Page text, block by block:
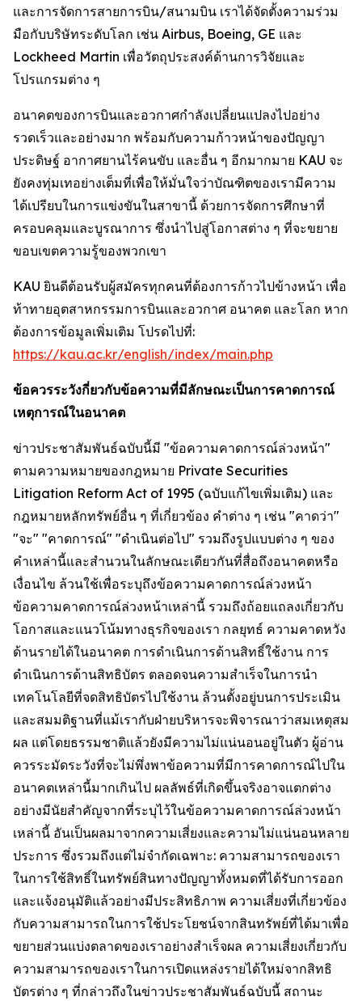
และการจัดการสายการบิน/สนามบิน เราได้จัดตั้งความร่วม
มือกับบริษัทระดับโลก เช่น Airbus, Boeing, GE และ
Lockheed Martin เพื่อวัตถุประสงค์ด้านการวิจัยและ
โปรแกรมต่าง ๆ
อนาคตของการบินและอวกาศกำลังเปลี่ยนแปลงไปอย่าง
รวดเร็วและอย่างมาก พร้อมกับความก้าวหน้าของปัญญา
ประดิษฐ์ อากาศยานไร้คนขับ และอื่น ๆ อีกมากมาย KAU จะ
ยังคงทุ่มเทอย่างเต็มที่เพื่อให้มั่นใจว่าบัณฑิตของเรามีความ
ได้เปรียบในการแข่งขันในสาขานี้ ด้วยการจัดการศึกษาที่
ครอบคลุมและบูรณาการ ซึ่งนำไปสู่โอกาสต่าง ๆ ที่จะขยาย
ขอบเขตความรู้ของพวกเขา
KAU ยินดีต้อนรับผู้สมัครทุกคนที่ต้องการก้าวไปข้างหน้า เพื่อ
ท้าทายอุตสาหกรรมการบินและอวกาศ อนาคต และโลก หาก
ต้องการข้อมูลเพิ่มเติม โปรดไปที่:
https://kau.ac.kr/english/index/main.php
ข้อควรระวังกี่ยวกับข้อความที่มีลักษณะเป็นการคาดการณ์
เหตุการณ์ในอนาคต
ข่าวประชาสัมพันธ์ฉบับนี้มี "ข้อความคาดการณ์ล่วงหน้า"
ตามความหมายของกฎหมาย Private Securities
Litigation Reform Act of 1995 (ฉบับแก้ไขเพิ่มเติม) และ
กฎหมายหลักทรัพย์อื่น ๆ ที่เกี่ยวข้อง คำต่าง ๆ เช่น "คาดว่า"
"จะ" "คาดการณ์" "ดำเนินต่อไป" รวมถึงรูปแบบต่าง ๆ ของ
คำเหล่านี้และสำนวนในลักษณะเดียวกันที่สื่อถึงอนาคตหรือ
เงื่อนไข ล้วนใช้เพื่อระบุถึงข้อความคาดการณ์ล่วงหน้า
ข้อความคาดการณ์ล่วงหน้าเหล่านี้ รวมถึงถ้อยแถลงเกี่ยวกับ
โอกาสและแนวโน้มทางธุรกิจของเรา กลยุทธ์ ความคาดหวัง
ด้านรายได้ในอนาคต การดำเนินการด้านสิทธิ์ใช้งาน การ
ดำเนินการด้านสิทธิบัตร ตลอดจนความสำเร็จในการนำ
เทคโนโลยีที่จดสิทธิบัตรไปใช้งาน ล้วนตั้งอยู่บนการประเมิน
และสมมติฐานที่แม้เรากับฝ่ายบริหารจะพิจารณาว่าสมเหตุสม
ผล แต่โดยธรรมชาติแล้วยังมีความไม่แน่นอนอยู่ในตัว ผู้อ่าน
ควรระมัดระวังที่จะไม่พึ่งพาข้อความที่มีการคาดการณ์ไปใน
อนาคตเหล่านี้มากเกินไป ผลลัพธ์ที่เกิดขึ้นจริงอาจแตกต่าง
อย่างมีนัยสำคัญจากที่ระบุไว้ในข้อความคาดการณ์ล่วงหน้า
เหล่านี้ อันเป็นผลมาจากความเสี่ยงและความไม่แน่นอนหลาย
ประการ ซึ่งรวมถึงแต่ไม่จำกัดเฉพาะ: ความสามารถของเรา
ในการใช้สิทธิ์ในทรัพย์สินทางปัญญาทั้งหมดที่ได้รับการออก
และแจ้งอนุมัติแล้วอย่างมีประสิทธิภาพ ความเสี่ยงที่เกี่ยวข้อง
กับความสามารถในการใช้ประโยชน์จากสินทรัพย์ที่ได้มาเพื่อ
ขยายส่วนแบ่งตลาดของเราอย่างสำเร็จผล ความเสี่ยงเกี่ยวกับ
ความสามารถของเราในการเปิดแหล่งรายได้ใหม่จากสิทธิ
บัตรต่าง ๆ ที่กล่าวถึงในข่าวประชาสัมพันธ์ฉบับนี้ สถานะ